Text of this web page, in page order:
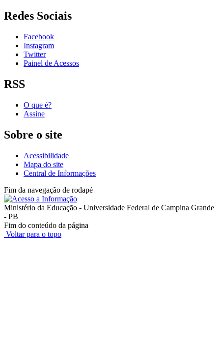
Redes Sociais
Facebook
Instagram
Twitter
Painel de Acessos
RSS
O que é?
Assine
Sobre o site
Acessibilidade
Mapa do site
Central de Informações
Fim da navegação de rodapé
Ministério da Educação - Universidade Federal de Campina Grande
- PB
Fim do conteúdo da página
Voltar para o topo